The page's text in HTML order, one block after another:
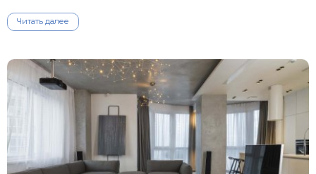
Читать далее